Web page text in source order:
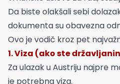
Da biste olakšali sebi
dokumenta su obavezna
Ovo je vodič kroz pet
1. Viza (ako ste
Za ulazak u Austriju najpre
je potrebna viza.